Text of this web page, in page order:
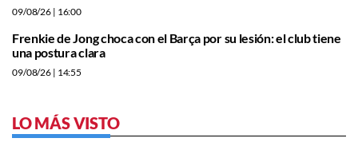
09/08/26 | 16:00
Frenkie de Jong choca con el Barça por su lesión: el club tiene
una postura clara
09/08/26 | 14:55
LO MÁS VISTO